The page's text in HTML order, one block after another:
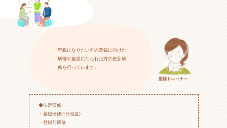
里親になりたい方の登録に向けた
研修や里親になられた方の更新研
修を行っています。
◆法定研修
・基礎研修(1日程度)
・登録前研修